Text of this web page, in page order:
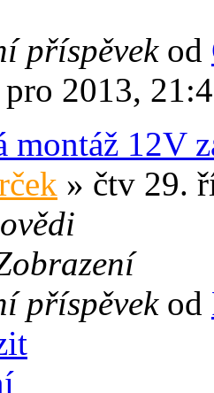
příspěvek od
2013,
montáž 12V
» čtv 29.
příspěvek od